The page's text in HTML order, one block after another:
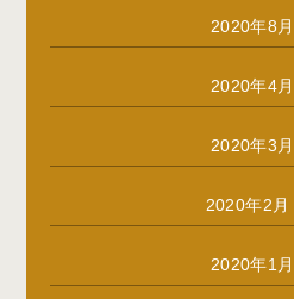
2020年8月
2020年4月
2020年3月
2020年2月
2020年1月